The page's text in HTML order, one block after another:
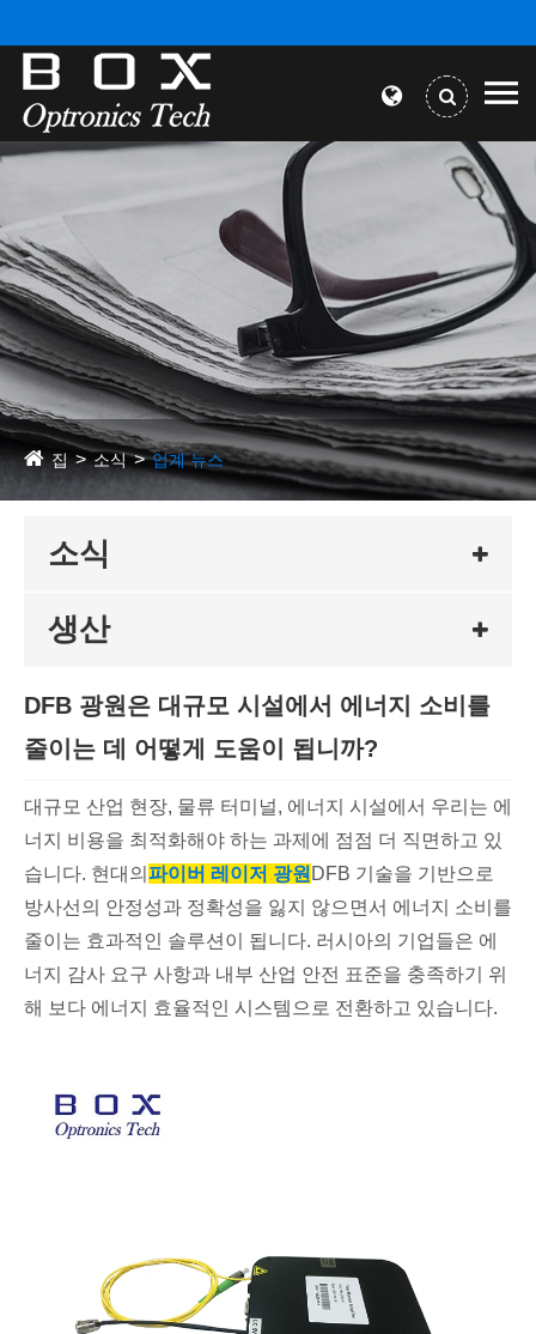
집 소식 업계 뉴스
소식
생산
DFB 광원은 대규모 시설에서 에너지 소비를
줄이는 데 어떻게 도움이 됩니까?
대규모 산업 현장, 물류 터미널, 에너지 시설에서 우리는 에
너지 비용을 최적화해야 하는 과제에 점점 더 직면하고 있
습니다. 현대의 파이버 레이저 광원 DFB 기술을 기반으로
방사선의 안정성과 정확성을 잃지 않으면서 에너지 소비를
줄이는 효과적인 솔루션이 됩니다. 러시아의 기업들은 에
너지 감사 요구 사항과 내부 산업 안전 표준을 충족하기 위
해 보다 에너지 효율적인 시스템으로 전환하고 있습니다.